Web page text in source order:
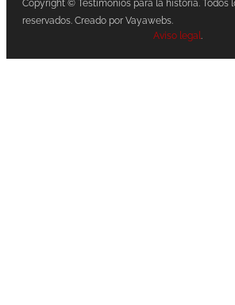
Copyright © Testimonios para la historia. Todos
reservados. Creado por Vayawebs.
Aviso legal.